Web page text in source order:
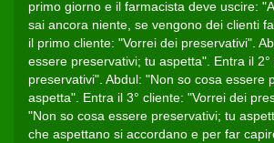
primo giorno e il farmacista deve uscire:
sai ancora niente, se vengono dei clienti
il primo cliente: "Vorrei dei preservativi".
essere preservativi; tu aspetta". Entra il
preservativi". Abdul: "Non so cosa essere
aspetta". Entra il 3° cliente: "Vorrei dei
"Non so cosa essere preservativi; tu
che aspettano si accordano e per far